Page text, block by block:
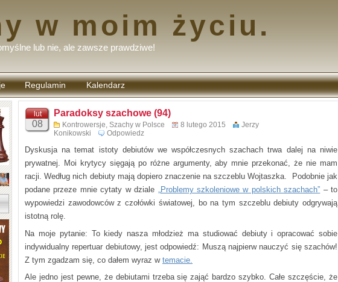
w moim życiu.
lub nie, ale zawsze prawdziwe!
Regulamin
komentarzy
Kalendarz
lut
08
Paradoksy szachowe (94)
Kontrowersje, Szachy w Polsce 8 lutego 2015
Jerzy
Konikowski
Odpowiedz
Dyskusja na temat istoty debiutów we współczesnych szachach trwa dalej na niwie
prywatnej. Moi krytycy sięgają po różne argumenty, aby mnie przekonać, że nie mam
racji. Według nich debiuty mają dopiero znaczenie na szczeblu Wojtaszka. Podobnie jak
podane przeze mnie cytaty w dziale „Problemy szkoleniowe w polskich szachach” – to
wypowiedzi zawodowców z czołówki światowej, bo na tym szczeblu debiuty odgrywają
istotną rolę.
Na moje pytanie: To kiedy nasza młodzież ma studiować debiuty i opracować sobie
indywidualny repertuar debiutowy, jest odpowiedź: Muszą najpierw nauczyć się szachów!
Z tym zgadzam się, co dałem wyraz w temacie
Ale jedno jest pewne, że debiutami trzeba się zająć bardzo szybko. Całe szczęście, że